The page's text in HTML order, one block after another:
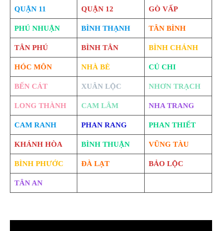
QUẬN 11 QUẬN 12 GÒ VẤP
PHÚ NHUẬN BÌNH THẠNH TÂN BÌNH
TÂN PHÚ BÌNH TÂN BÌNH CHÁNH
HÓC MÔN NHÀ BÈ CỦ CHI
BẾN CÁT XUÂN LỘC NHƠN TRẠCH
LONG THÀNH CAM LÂM NHA TRANG
CAM RANH PHAN RANG PHAN THIẾT
KHÁNH HÒA BÌNH THUẬN VŨNG TÀU
BÌNH PHƯỚC ĐÀ LẠT BẢO LỘC
TÂN AN